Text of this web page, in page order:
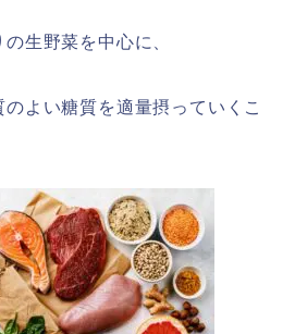
生野菜を中心に、
よい糖質を適量摂っていくこ